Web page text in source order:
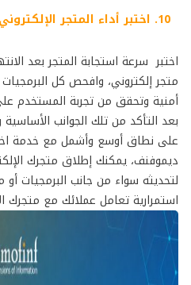
10. اختبر أداء المتجر الإلكتروني وفاعليته ثم إطلاقه
اختبر سرعة استجابة المتجر بعد
متجر إلكتروني، وافحص كل
أمنية وتحقق من تجربة المستخدم
بعد التأكد من تلك الجوانب
على نطاق أوسع وأشمل مع خدمة
ديموفنف، يمكنك إطلاق متجرك
لتحديثه سواء من جانب البرمجيات
استمرارية تعامل عملائك مع متجرك